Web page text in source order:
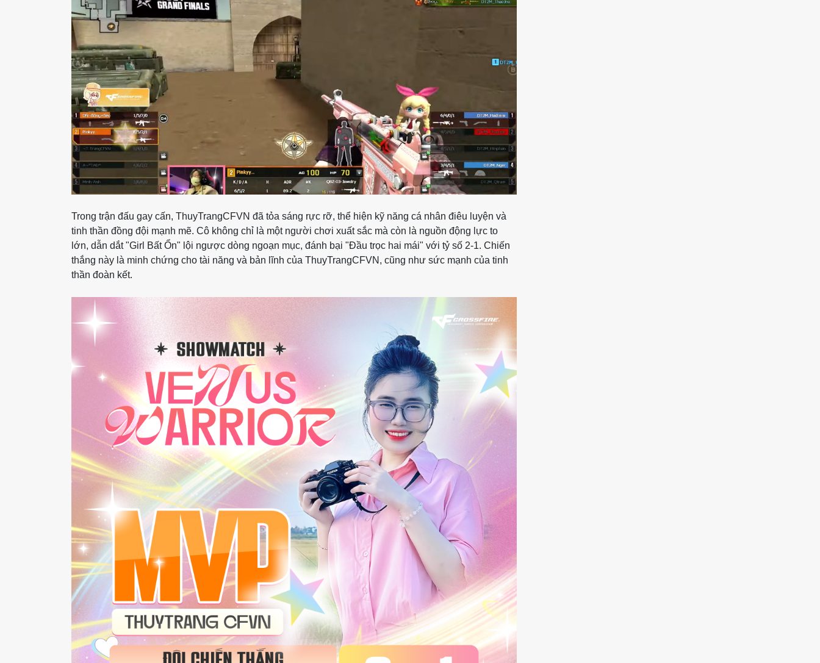
Trong trận đấu gay cấn, ThuyTrangCFVN đã tỏa sáng rực rỡ, thể hiện kỹ năng cá nhân điêu luyện và
tinh thần đồng đội mạnh mẽ. Cô không chỉ là một người chơi xuất sắc mà còn là nguồn động lực to
lớn, dẫn dắt "Girl Bất Ổn" lội ngược dòng ngoạn mục, đánh bại "Đầu trọc hai mái" với tỷ số 2-1. Chiến
thắng này là minh chứng cho tài năng và bản lĩnh của ThuyTrangCFVN, cũng như sức mạnh của tinh
thần đoàn kết.